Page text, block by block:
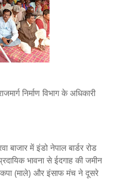
निर्माण विभाग के अधिकारी
बाजार में इंडो नेपाल बार्डर रोड
भावना से ईदगाह की जमीन
(माले) और इंसाफ मंच ने दूसरे